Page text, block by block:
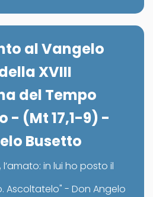
al Vangelo
XVIII
del Tempo
- (Mt 17,1-9) -
Busetto
l’amato: in lui ho posto il
Ascoltatelo" - Don Angelo